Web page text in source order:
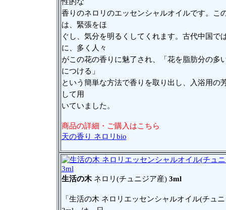
香りのネロリのエッセンシャルオイルです。こ
は、緊張をほ
ぐし、気分を明るくしてくれます。古代中国で
に、多く人々
がこの花の香りに魅了され、「花を脂肪分の多
につける」
という簡単な方法で香りを取り出し、入浴用の
して用
いていました。
商品の詳細・ご購入はこちら
天の香り ネロリbio
生活の木 ネロリ(チュニジア産)3ml
「生活の木 ネロリエッセンシャルオイル(チュ